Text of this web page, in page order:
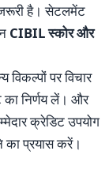
है। सेटलमेंट
CIBIL स्कोर और
विकल्पों पर विचार
निर्णय लें। और
क्रेडिट उपयोग
का प्रयास करें।